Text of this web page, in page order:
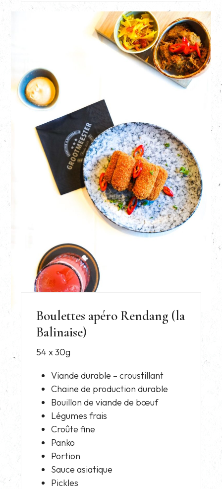
Boulettes apéro Rendang (la
Balinaise)
54 x 30g
Viande durable – croustillant
Chaine de production durable
Bouillon de viande de bœuf
Légumes frais
Croûte fine
Panko
Portion
Sauce asiatique
Pickles